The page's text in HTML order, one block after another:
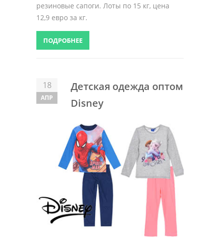
резиновые сапоги. Лоты по 15 кг, цена
12,9 евро за кг.
ПОДРОБНЕЕ
18
АПР
Детская одежда оптом
Disney